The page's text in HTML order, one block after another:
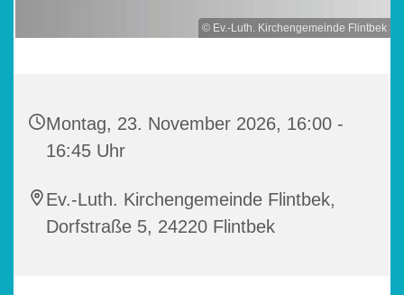
© Ev.-Luth. Kirchengemeinde Flintbek
Montag, 23. November 2026, 16:00 -
16:45 Uhr
Ev.-Luth. Kirchengemeinde Flintbek,
Dorfstraße 5, 24220 Flintbek